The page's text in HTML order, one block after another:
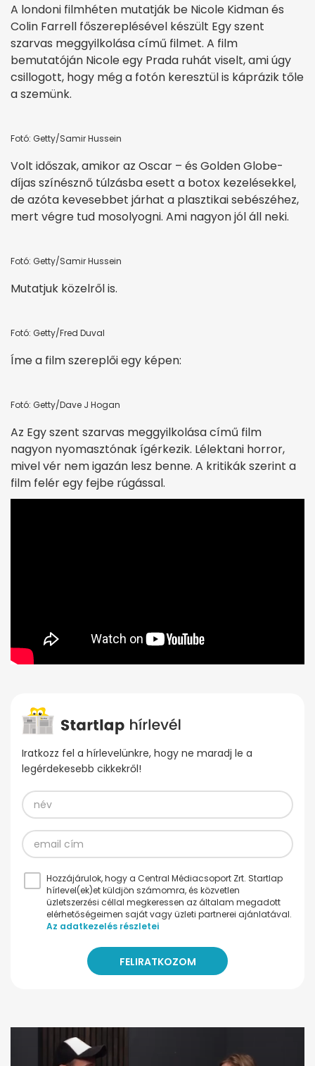
A londoni filmhéten mutatják be Nicole Kidman és
Colin Farrell főszereplésével készült Egy szent
szarvas meggyilkolása című filmet. A film
bemutatóján Nicole egy Prada ruhát viselt, ami úgy
csillogott, hogy még a fotón keresztül is káprázik tőle
a szemünk.
Fotó: Getty/Samir Hussein
Volt időszak, amikor az Oscar – és Golden Globe-
díjas színésznő túlzásba esett a botox kezelésekkel,
de azóta kevesebbet járhat a plasztikai sebészéhez,
mert végre tud mosolyogni. Ami nagyon jól áll neki.
Fotó: Getty/Samir Hussein
Mutatjuk közelről is.
Fotó: Getty/Fred Duval
Íme a film szereplői egy képen:
Fotó: Getty/Dave J Hogan
Az Egy szent szarvas meggyilkolása című film
nagyon nyomasztónak ígérkezik. Lélektani horror,
mivel vér nem igazán lesz benne. A kritikák szerint a
film felér egy fejbe rúgással.
Iratkozz fel a hírlevelünkre, hogy ne maradj le a
legérdekesebb cikkekről!
Hozzájárulok, hogy a Central Médiacsoport Zrt. Startlap
hírlevel(ek)et küldjön számomra, és közvetlen
üzletszerzési céllal megkeressen az általam megadott
elérhetőségeimen saját vagy üzleti partnerei ajánlatával.
Az adatkezelés részletei